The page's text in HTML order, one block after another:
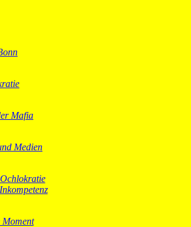
Mafia
Medien